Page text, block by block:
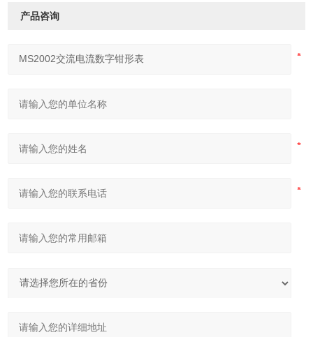
产品咨询